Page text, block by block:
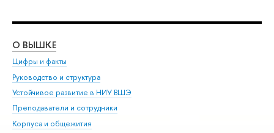
О ВЫШКЕ
Цифры и факты
Руководство и структура
Устойчивое развитие в НИУ ВШЭ
Преподаватели и сотрудники
Корпуса и общежития